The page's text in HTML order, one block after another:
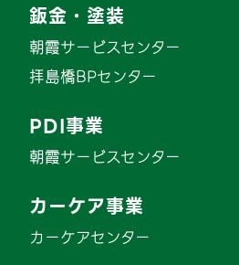
鈑金・塗装
朝霞サービスセンター
拝島橋BPセンター
PDI事業
朝霞サービスセンター
カーケア事業
カーケアセンター